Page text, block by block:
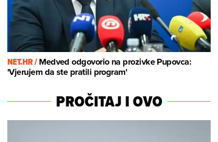
NET.HR /Medved odgovorio na prozivke Pupovca:
'Vjerujem da ste pratili program'
PROČITAJ I OVO